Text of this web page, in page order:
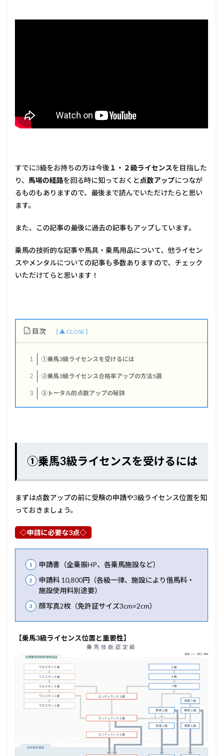
すでに3級をお持ちの方は今後 １・２級ライセンスを目指した
り、 馬場の経路を回る時に知っておくと点数アップにつなが
るものもありますので、最後まで読んでいただけたらと思い
ます。
また、この記事の最後に過去の記事もアップしています。
乗馬の技術的な記事や馬具・乗馬用品について、他ライセン
スやメンタルについての記事も多数ありますので、チェック
いただけてらと思います！
目次
1 ①乗馬3級ライセンスを受けるには
2 ②乗馬3級ライセンス合格率アップの方法5選
3 ③トータル的点数アップの秘訣
①乗馬3級ライセンスを受けるには
まずは点数アップの前に受験の申請や3級ライセンス位置を知
っておきましょう。
◇申請に必要な3点◇
申請書（全乗振HP、各乗馬施設など）
申請料 10,800円（各級一律、施設により借馬料・
施設使用料別途要）
顔写真2枚（免許証サイズ3cm×2cm）
【乗馬3級ライセンス位置と重要性】